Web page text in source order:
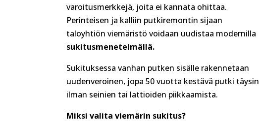
varoitusmerkkejä, joita ei kannata ohittaa.
Perinteisen ja kalliin putkiremontin sijaan
taloyhtiön viemäristö voidaan uudistaa modernilla
sukitusmenetelmällä.
Sukituksessa vanhan putken sisälle rakennetaan
uudenveroinen, jopa 50 vuotta kestävä putki täysin
ilman seinien tai lattioiden piikkaamista.
Miksi valita viemärin sukitus?